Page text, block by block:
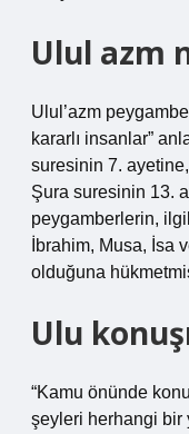
Ulul azm
Ulul’azm
kararlı insanlar”
suresinin 7.
Şura suresinin 13.
peygamberlerin,
İbrahim, Musa, İsa
olduğuna
Ulu
“Kamu önünde
şeyleri herhangi bir